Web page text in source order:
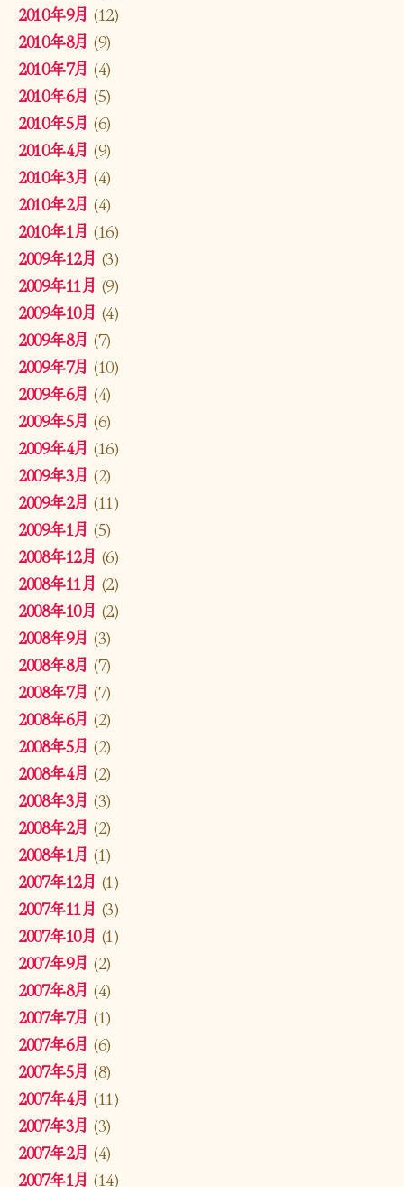
2010年9月 (12)
2010年8月 (9)
2010年7月 (4)
2010年6月 (5)
2010年5月 (6)
2010年4月 (9)
2010年3月 (4)
2010年2月 (4)
2010年1月 (16)
2009年12月 (3)
2009年11月 (9)
2009年10月 (4)
2009年8月 (7)
2009年7月 (10)
2009年6月 (4)
2009年5月 (6)
2009年4月 (16)
2009年3月 (2)
2009年2月 (11)
2009年1月 (5)
2008年12月 (6)
2008年11月 (2)
2008年10月 (2)
2008年9月 (3)
2008年8月 (7)
2008年7月 (7)
2008年6月 (2)
2008年5月 (2)
2008年4月 (2)
2008年3月 (3)
2008年2月 (2)
2008年1月 (1)
2007年12月 (1)
2007年11月 (3)
2007年10月 (1)
2007年9月 (2)
2007年8月 (4)
2007年7月 (1)
2007年6月 (6)
2007年5月 (8)
2007年4月 (11)
2007年3月 (3)
2007年2月 (4)
2007年1月 (14)